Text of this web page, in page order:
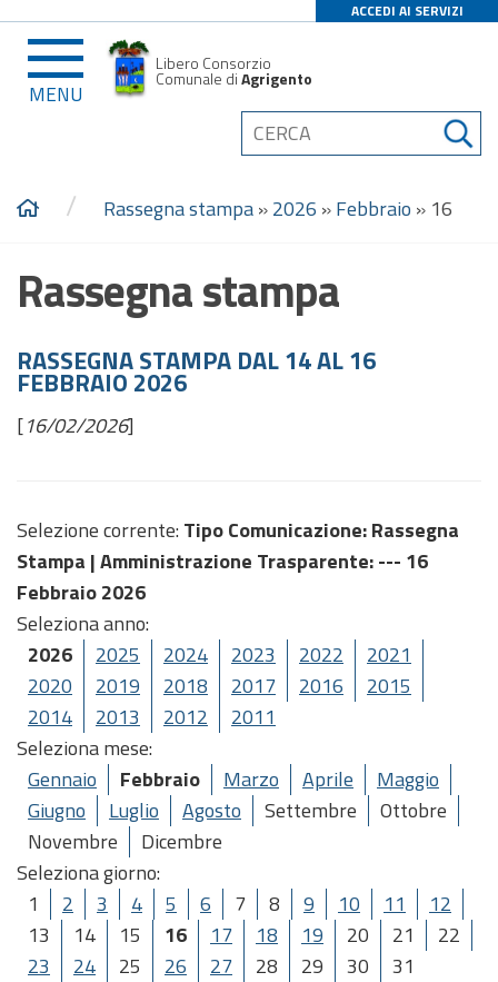
ACCEDI AI SERVIZI
MENU
Libero Consorzio
Comunale diAgrigento
/ Rassegna stampa»2026 »Febbraio » 16
Rassegna stampa
RASSEGNA STAMPA DAL 14 AL 16
FEBBRAIO 2026
[16/02/2026]
Selezione corrente: Tipo Comunicazione: Rassegna
Stampa |Amministrazione Trasparente: --- 16
Febbraio 2026
Seleziona anno:
2026
2025 2024 2023 2022
2021
2020
2019 2018 2017 2016
2015
2014
2013 2012
2011
Seleziona mese:
Gennaio
Febbraio Marzo Aprile
Maggio
Giugno
Luglio Agosto Settembre
Ottobre
Novembre
Dicembre
Seleziona giorno:
1
2 3 4 5 6 7 8 9 10 11
12
13
14 15 16 17 18 19 20 21
22
23
24 25 26 27 28 29 30 31